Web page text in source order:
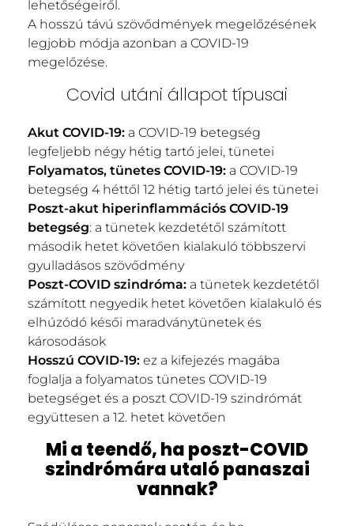
lehetőségeiről.
A hosszú távú szövődmények megelőzésének
legjobb módja azonban a COVID-19
megelőzése.
Covid utáni állapot típusai
Akut COVID-19: a COVID-19 betegség
legfeljebb négy hétig tartó jelei, tünetei
Folyamatos, tünetes COVID-19: a COVID-19
betegség 4 héttől 12 hétig tartó jelei és tünetei
Poszt-akut hiperinflammációs COVID-19
betegség: a tünetek kezdetétől számított
második hetet követően kialakuló többszervi
gyulladásos szövődmény
Poszt-COVID szindróma: a tünetek kezdetétől
számított negyedik hetet követően kialakuló és
elhúzódó késői maradványtünetek és
károsodások
Hosszú COVID-19: ez a kifejezés magába
foglalja a folyamatos tünetes COVID-19
betegséget és a poszt COVID-19 szindrómát
együttesen a 12. hetet követően
Mi a teendő, ha poszt-COVID
szindrómára utaló panaszai
vannak?